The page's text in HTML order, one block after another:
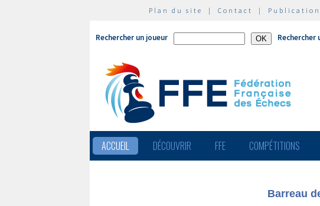
Plan du site | Contact |
Rechercher un joueur Rechercher
ACCUEIL DÉCOUVRIR FFE COMPÉTITIONS
Barreau